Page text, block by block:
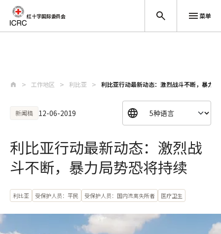
红十字国际委员会 菜单
工作地区 利比亚 利比亚行动最新动态：激烈战斗不断，暴力
新闻稿 12-06-2019
利比亚行动最新动态：激烈战
斗不断，暴力局势恐将持续
利比亚 受保护人员：平民 受保护人员：国内流离失所者 医疗卫生